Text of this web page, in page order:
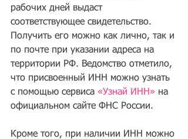
рабочих дней выдаст
соответствующее свидетельство.
Получить его можно как лично, так и
по почте при указании адреса на
территории РФ. Ведомство отметило,
что присвоенный ИНН можно узнать
с помощью сервиса «Узнай ИНН» на
официальном сайте ФНС России.
Кроме того, при наличии ИНН можно